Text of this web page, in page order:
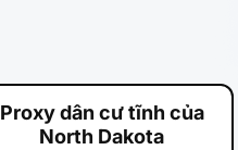
Proxy dân cư tĩnh của
North Dakota